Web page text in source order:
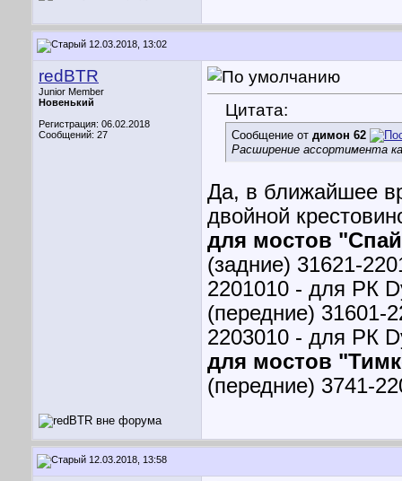
12.03.2018, 13:02
redBTR
Junior Member
Новенький
Регистрация: 06.02.2018
Сообщений: 27
Цитата:
Сообщение от димон 62
Расширение ассортимента
Да, в ближайшее
двойной
для мостов
(задние) 31621-
2201010 - для РК
(передние) 31601-
2203010 - для РК
для мостов
(передние) 3741-
12.03.2018, 13:58